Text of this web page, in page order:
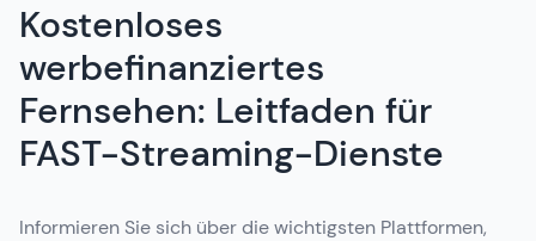
Kostenloses
werbefinanziertes
Fernsehen: Leitfaden für
FAST-Streaming-Dienste
Informieren Sie sich über die wichtigsten Plattformen,